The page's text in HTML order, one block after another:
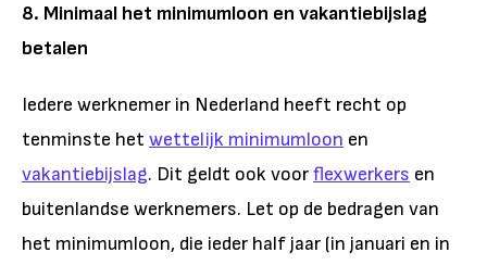
8. Minimaal het minimumloon en vakantiebijslag
betalen
Iedere werknemer in Nederland heeft recht op
tenminste het wettelijk minimumloon en
vakantiebijslag. Dit geldt ook voorflexwerkers en
buitenlandse werknemers. Let op de bedragen van
het minimumloon, die ieder half jaar (in januari en in